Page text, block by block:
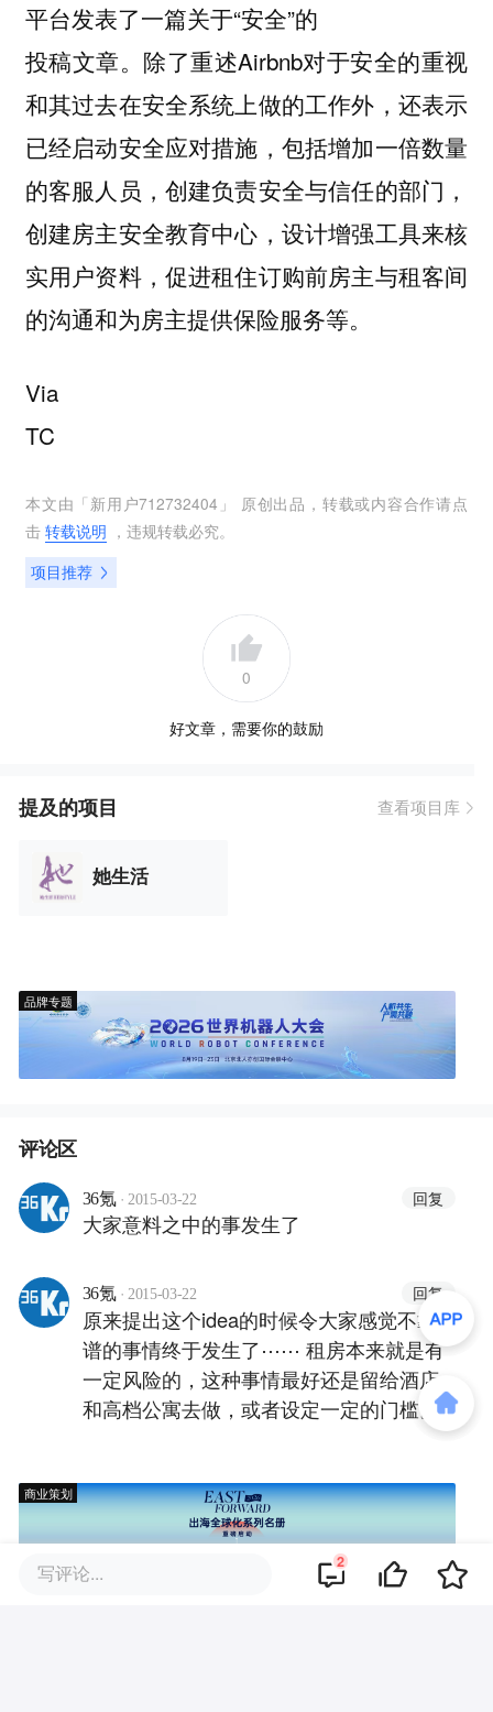
平台发表了一篇关于“安全”的
投稿文章。除了重述Airbnb对于安全的重视
和其过去在安全系统上做的工作外，还表示
已经启动安全应对措施，包括增加一倍数量
的客服人员，创建负责安全与信任的部门，
创建房主安全教育中心，设计增强工具来核
实用户资料，促进租住订购前房主与租客间
的沟通和为房主提供保险服务等。
Via
TC
本文由「 新用户712732404 」 原创出品，转载或内容合作请点
击 转载说明 ，违规转载必究。
项目推荐
0
好文章，需要你的鼓励
提及的项目 查看项目库
她生活
品牌专题
评论区
36氪 · 2015-03-22 回复
大家意料之中的事发生了
36氪 · 2015-03-22 回复
原来提出这个idea的时候令大家感觉不靠
谱的事情终于发生了⋯⋯ 租房本来就是有
一定风险的，这种事情最好还是留给酒店
和高档公寓去做，或者设定一定的门槛。
商业策划
写评论... 2